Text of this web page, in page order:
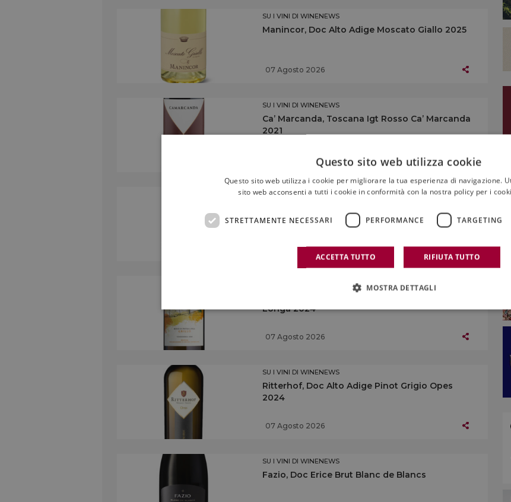
SU I VINI DI WINENEWS
Manincor, Doc Alto Adige Moscato Giallo 2025
07 Agosto 2026
SU I VINI DI WINENEWS
Ca’ Marcanda, Toscana Igt Rosso Ca’ Marcanda
2021
07 Agosto 2026
SU I VINI DI WINENEWS
07 Agosto 2026
Longa 2024
07 Agosto 2026
SU I VINI DI WINENEWS
Ritterhof, Doc Alto Adige Pinot Grigio Opes
2024
07 Agosto 2026
SU I VINI DI WINENEWS
Fazio, Doc Erice Brut Blanc de Blancs
Questo sito web utilizza cookie
Questo sito web utilizza i cookie per migliorare la tua esperienza di navigazione.
sito web acconsenti a tutti i cookie in conformità con la nostra policy per i
STRETTAMENTE NECESSARI PERFORMANCE TARGETING
ACCETTA TUTTO RIFIUTA TUTTO
MOSTRA DETTAGLI